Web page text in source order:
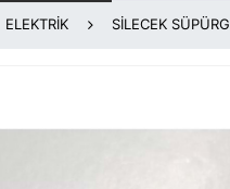
ELEKTRİK SİLECEK